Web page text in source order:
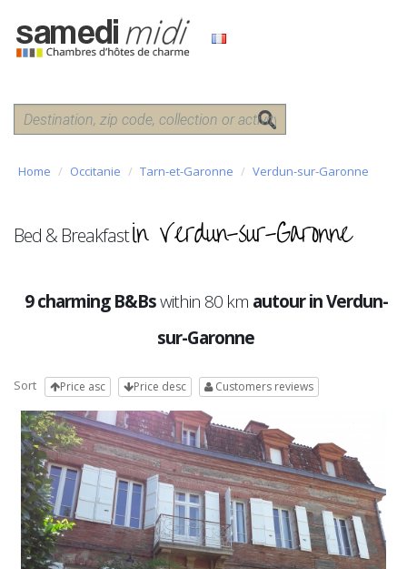
Home Occitanie Tarn-et-Garonne Verdun-sur-Garonne
Bed & Breakfastin Verdun-sur-Garonne
9 charming B&Bswithin 80 km autour in Verdun-
sur-Garonne
Sort Price asc Price desc Customers reviews